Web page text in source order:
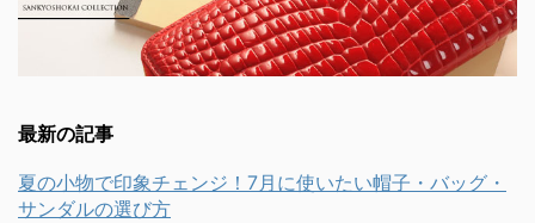
最新の記事
夏の小物で印象チェンジ！7月に使いたい帽子・バッグ・
サンダルの選び方